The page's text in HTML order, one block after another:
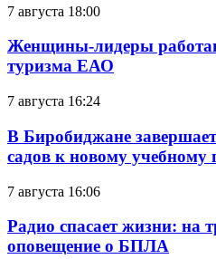
7 августа 18:00
Женщины-лидеры
туризма ЕАО
7 августа 16:24
В Биробиджане
садов к новому учебному
7 августа 16:06
Радио спасает жизни: на
оповещение о БПЛА